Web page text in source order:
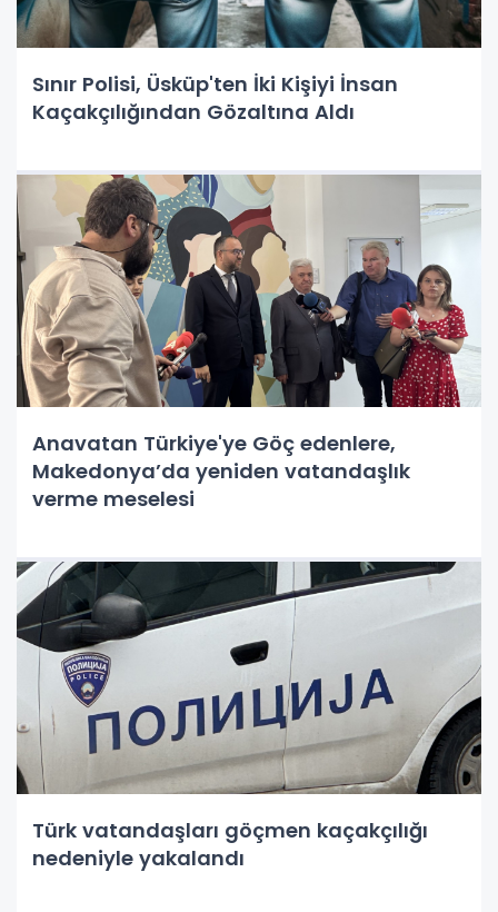
Sınır Polisi, Üsküp'ten İki Kişiyi İnsan
Kaçakçılığından Gözaltına Aldı
Anavatan Türkiye'ye Göç edenlere,
Makedonya’da yeniden vatandaşlık
verme meselesi
Türk vatandaşları göçmen kaçakçılığı
nedeniyle yakalandı